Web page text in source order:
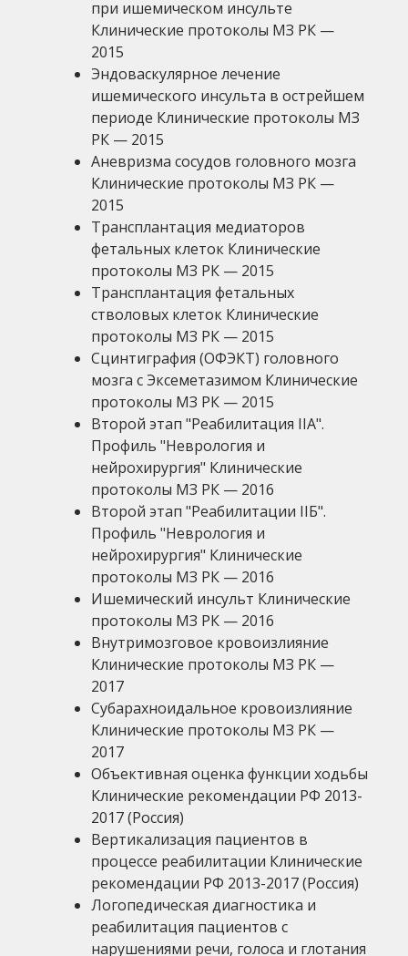
при ишемическом инсульте
Клинические протоколы МЗ РК —
2015
Эндоваскулярное лечение
ишемического инсульта в острейшем
периоде Клинические протоколы МЗ
РК — 2015
Аневризма сосудов головного мозга
Клинические протоколы МЗ РК —
2015
Трансплантация медиаторов
фетальных клеток Клинические
протоколы МЗ РК — 2015
Трансплантация фетальных
стволовых клеток Клинические
протоколы МЗ РК — 2015
Сцинтиграфия (ОФЭКТ) головного
мозга с Эксеметазимом Клинические
протоколы МЗ РК — 2015
Второй этап "Реабилитация IIА".
Профиль "Неврология и
нейрохирургия" Клинические
протоколы МЗ РК — 2016
Второй этап "Реабилитации IIБ".
Профиль "Неврология и
нейрохирургия" Клинические
протоколы МЗ РК — 2016
Ишемический инсульт Клинические
протоколы МЗ РК — 2016
Внутримозговое кровоизлияние
Клинические протоколы МЗ РК —
2017
Субарахноидальное кровоизлияние
Клинические протоколы МЗ РК —
2017
Объективная оценка функции ходьбы
Клинические рекомендации РФ 2013-
2017 (Россия)
Вертикализация пациентов в
процессе реабилитации Клинические
рекомендации РФ 2013-2017 (Россия)
Логопедическая диагностика и
реабилитация пациентов с
нарушениями речи, голоса и глотания